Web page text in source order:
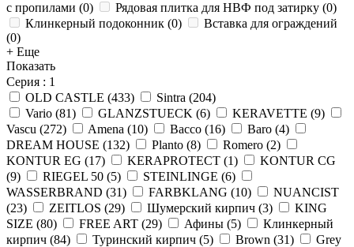
с пропилами (0) Рядовая плитка для НВФ под затирку (0)
Клинкерный подоконник (0)
Вставка для ограждений
(0)
+ Еще
Показать
Серия : 1
OLD CASTLE (433) Sintra (204)
Vario (81) GLANZSTUECK (6) KERAVETTE (9)
Vascu (272) Amena (10) Bacco (16) Baro (4)
DREAM HOUSE (132) Planto (8) Romero (2)
KONTUR EG (17) KERAPROTECT (1)
KONTUR СG
(9) RIEGEL 50 (5) STEINLINGE (6)
WASSERBRAND (31) FARBKLANG (10)
NUANCIST
(23) ZEITLOS (29) Шумерский кирпич (3)
KING
SIZE (80) FREE ART (29) Афины (5)
Клинкерный
кирпич (84) Туринский кирпич (5) Brown (31)
Grey